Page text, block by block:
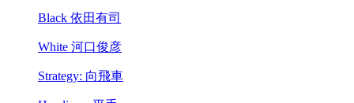
Black 依田有司
White 河口俊彦
Strategy: 向飛車